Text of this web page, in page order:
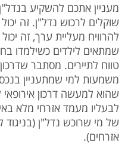
מעניין אתכם להשקיע
שוקלים לרכוש נדל"ן. זה
להרוויח מעליית ערך, זה
שמתאים לילדים כשילמדו
טווח לתיירים. מסתבר
משמעות למי שמתעניין בנכס
שהוא למעשה דרכון
לבעליו מעמד אזרחי מלא
של מי שרוכש נדל"ן (בניגוד
אזרחים).